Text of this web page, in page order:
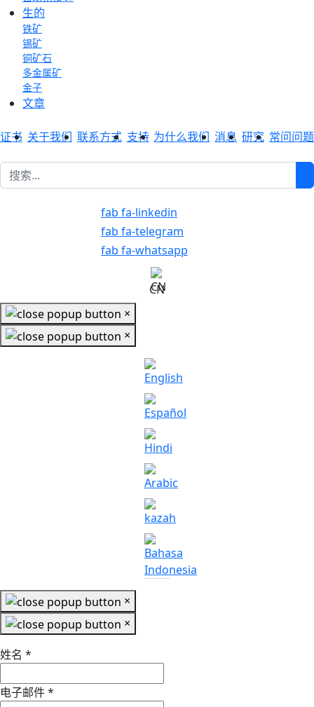
生的
铁矿
锡矿
铜矿石
多金属矿
金子
文章
证书 关于我们 联系方式 支持 为什么我们 消息 研究 常问问题
1
fab fa-linkedin
fab fa-telegram
fab fa-whatsapp
CN
×
×
×
×
姓名 *
电子邮件*